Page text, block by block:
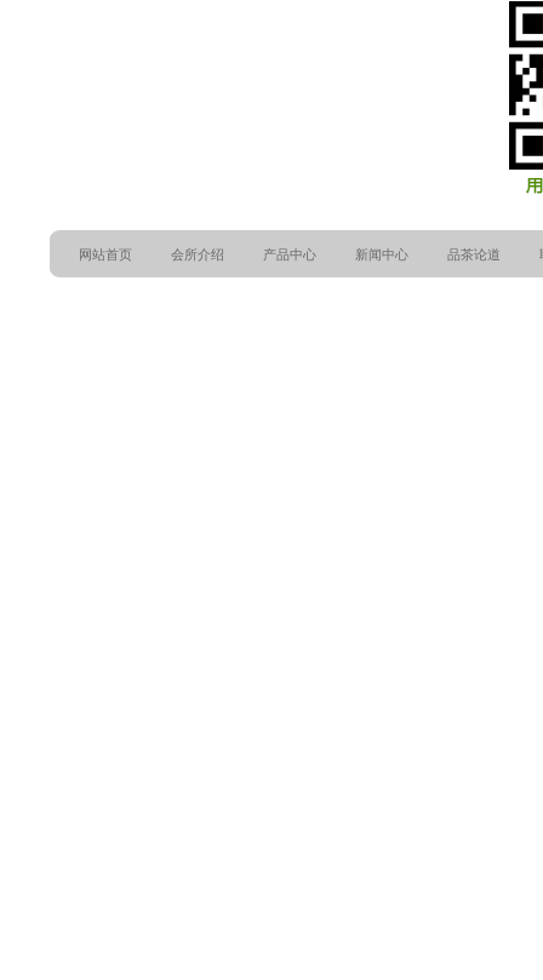
网站首页 会所介绍 产品中心 新闻中心 品茶论道